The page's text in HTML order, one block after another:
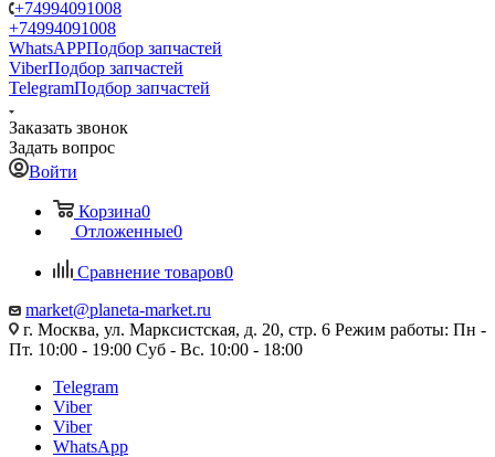
+74994091008
+74994091008
WhatsAPPПодбор запчастей
ViberПодбор запчастей
TelegramПодбор запчастей
Заказать звонок
Задать вопрос
Войти
Корзина0
Отложенные0
Сравнение товаров0
market@planeta-market.ru
г. Москва, ул. Марксистская, д. 20, стр. 6 Режим работы: Пн -
Пт. 10:00 - 19:00 Суб - Вс. 10:00 - 18:00
Telegram
Viber
Viber
WhatsApp